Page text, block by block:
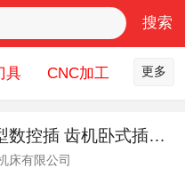
具
CNC加工
测量设备
更多
YK51125B型数控插 齿机卧式插齿机 马扎克机床四轴全自动插齿
床有限公司